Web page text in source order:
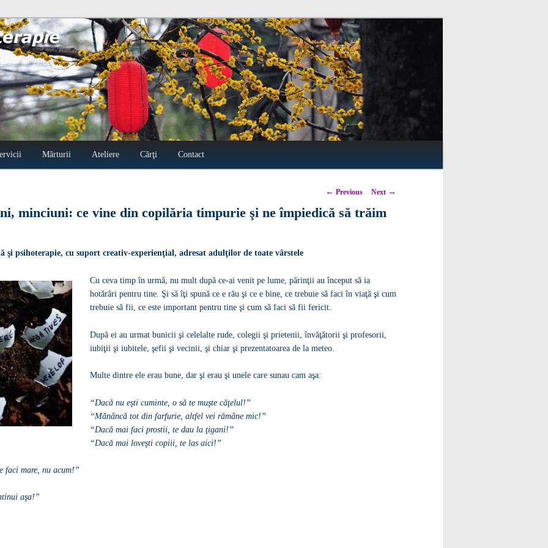
Radu Filip
Mărturii Ateliere Cărţi Contact
Post navigation
← Previous Next →
minciuni: ce vine din copilăria timpurie şi ne împiedică să trăim
şi psihoterapie, cu suport creativ-experienţial, adresat adulţilor de toate vârstele
Cu ceva timp în urmă, nu mult după ce-ai venit pe lume, părinţii au început să ia
hotărâri pentru tine. Şi să îţi spună ce e rău şi ce e bine, ce trebuie să faci în viaţă şi cum
trebuie să fii, ce este important pentru tine şi cum să faci să fii fericit.
După ei au urmat bunicii şi celelalte rude, colegii şi prietenii, învăţătorii şi profesorii,
iubiţii şi iubitele, şefii şi vecinii, şi chiar şi prezentatoarea de la meteo.
Multe dintre ele erau bune, dar şi erau şi unele care sunau cam aşa:
“Dacă nu eşti cuminte, o să te muşte căţelul!”
“Mănâncă tot din farfurie, altfel vei rămâne mic!”
“Dacă mai faci prostii, te dau la ţigani!”
“Dacă mai loveşti copiii, te las aici!”
faci mare, nu acum!”
aşa!”